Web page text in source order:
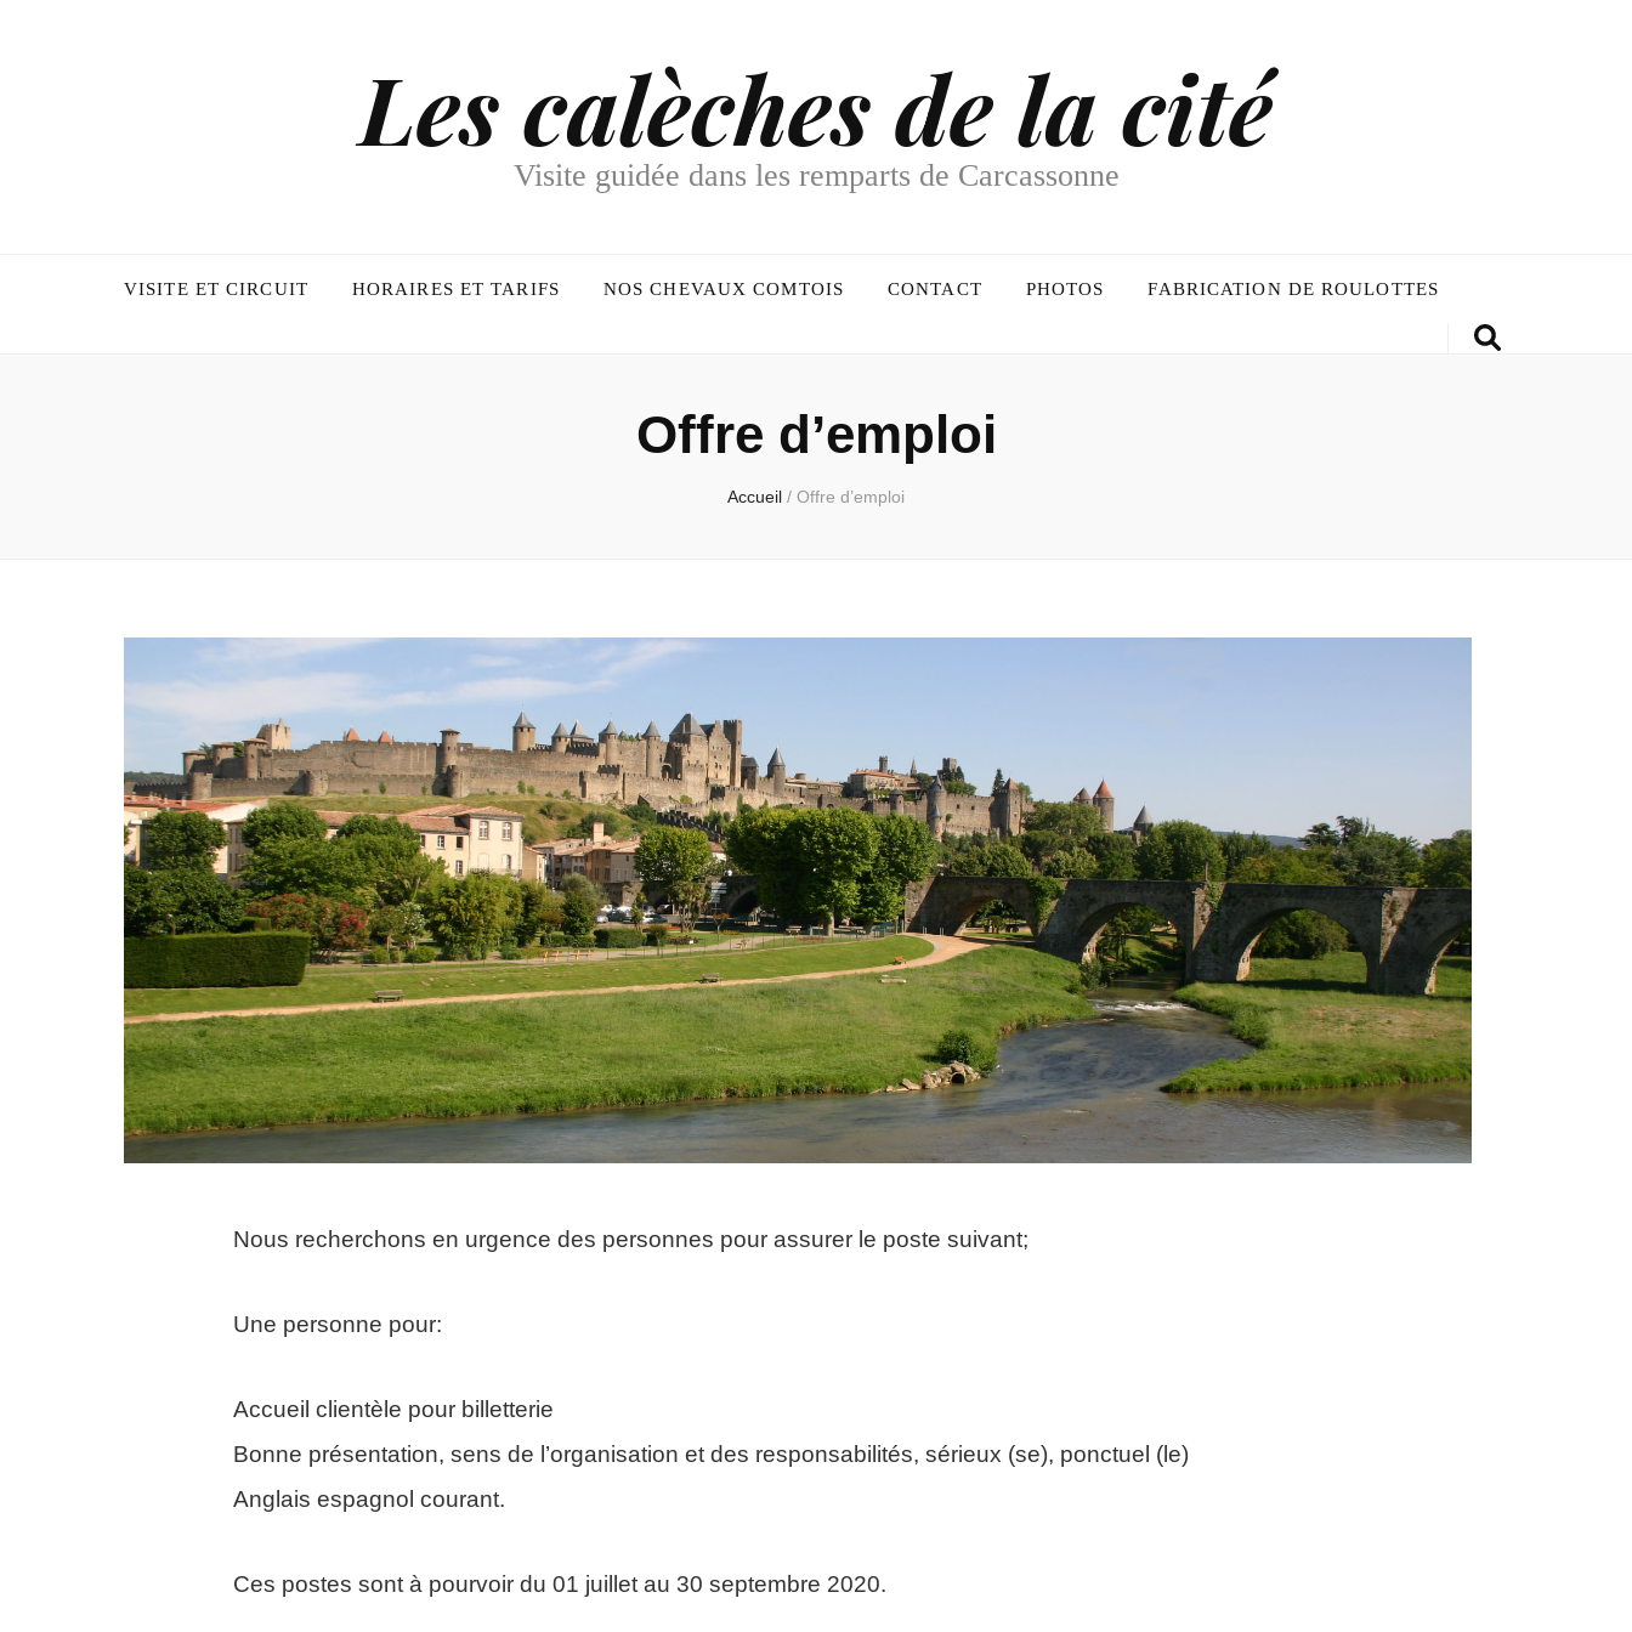
Les calèches de la cité
Visite guidée dans les remparts de Carcassonne
VISITE ET CIRCUIT HORAIRES ET TARIFS NOS CHEVAUX COMTOIS CONTACT PHOTOS FABRICATION DE ROULOTTES
Offre d’emploi
Accueil / Offre d’emploi
Nous recherchons en urgence des personnes pour assurer le poste suivant;
Une personne pour:
Accueil clientèle pour billetterie
Bonne présentation, sens de l’organisation et des responsabilités, sérieux (se), ponctuel (le)
Anglais espagnol courant.
Ces postes sont à pourvoir du 01 juillet au 30 septembre 2020.